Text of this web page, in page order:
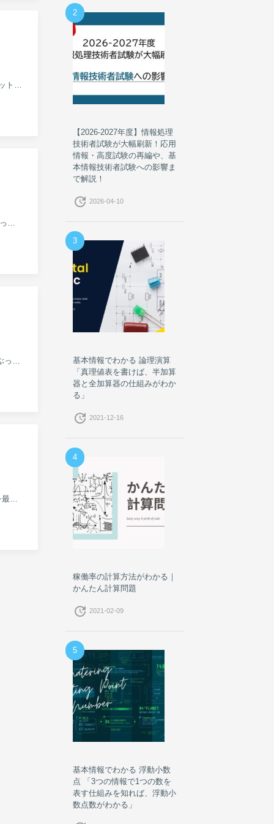
この連載では、基本情報技術者試験によく出題されるテクノロジー関連の用語を、午前問題と午後問題のセットを使って解説します。...
ここでは、平成 25 年度 春期 基本情報技術者試験の午前試験 の中から「やるべき問題」を5題に厳選し、ぶっちゃけた解説...
ここでは、平成 30 年度 春期 基本情報技術者試験の午前試験 の中から「やるべき問題」を 5 題に厳選し、ぶっちゃけた...
現在の基本情報技術者試験の午後問題の 1 問目は、情報セキュリティの問題です。 必須問題なので、これを最初に解く人...
2
【2026-2027年度】情報処理
技術者試験が大幅刷新！応用
情報・高度試験の再編や、基
本情報技術者試験への影響ま
で解説！
update 2026-04-10
3
基本情報でわかる 論理演算
「真理値表を書けば、半加算
器と全加算器の仕組みがわか
る」
update 2021-12-16
4
稼働率の計算方法がわかる｜
かんたん計算問題
update 2021-02-09
5
基本情報でわかる 浮動小数
点 「3つの情報で1つの数を
表す仕組みを知れば、浮動小
数点数がわかる」